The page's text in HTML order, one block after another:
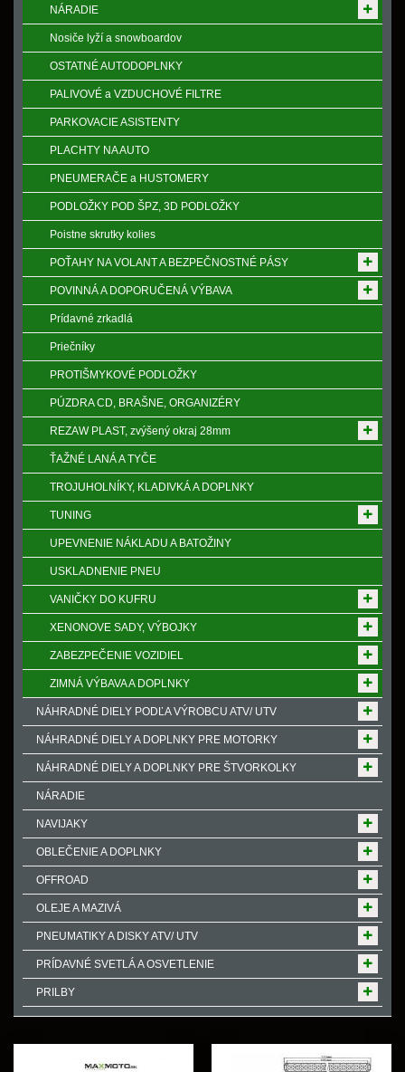
NÁRADIE
Nosiče lyží a snowboardov
OSTATNÉ AUTODOPLNKY
PALIVOVÉ a VZDUCHOVÉ FILTRE
PARKOVACIE ASISTENTY
PLACHTY NA AUTO
PNEUMERAČE a HUSTOMERY
PODLOŽKY POD ŠPZ, 3D PODLOŽKY
Poistne skrutky kolies
POŤAHY NA VOLANT A BEZPEČNOSTNÉ PÁSY
POVINNÁ A DOPORUČENÁ VÝBAVA
Prídavné zrkadlá
Priečníky
PROTIŠMYKOVÉ PODLOŽKY
PÚZDRA CD, BRAŠNE, ORGANIZÉRY
REZAW PLAST, zvýšený okraj 28mm
ŤAŽNÉ LANÁ A TYČE
TROJUHOLNÍKY, KLADIVKÁ A DOPLNKY
TUNING
UPEVNENIE NÁKLADU A BATOŽINY
USKLADNENIE PNEU
VANIČKY DO KUFRU
XENONOVE SADY, VÝBOJKY
ZABEZPEČENIE VOZIDIEL
ZIMNÁ VÝBAVA A DOPLNKY
NÁHRADNÉ DIELY PODĽA VÝROBCU ATV/ UTV
NÁHRADNÉ DIELY A DOPLNKY PRE MOTORKY
NÁHRADNÉ DIELY A DOPLNKY PRE ŠTVORKOLKY
NÁRADIE
NAVIJAKY
OBLEČENIE A DOPLNKY
OFFROAD
OLEJE A MAZIVÁ
PNEUMATIKY A DISKY ATV/ UTV
PRÍDAVNÉ SVETLÁ A OSVETLENIE
PRILBY